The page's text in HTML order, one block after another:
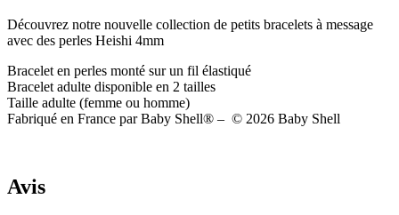
Découvrez notre nouvelle collection de petits bracelets à message
avec des perles Heishi 4mm
Bracelet en perles monté sur un fil élastiqué
Bracelet adulte disponible en 2 tailles
Taille adulte (femme ou homme)
Fabriqué en France par Baby Shell® – © 2026 Baby Shell
Avis